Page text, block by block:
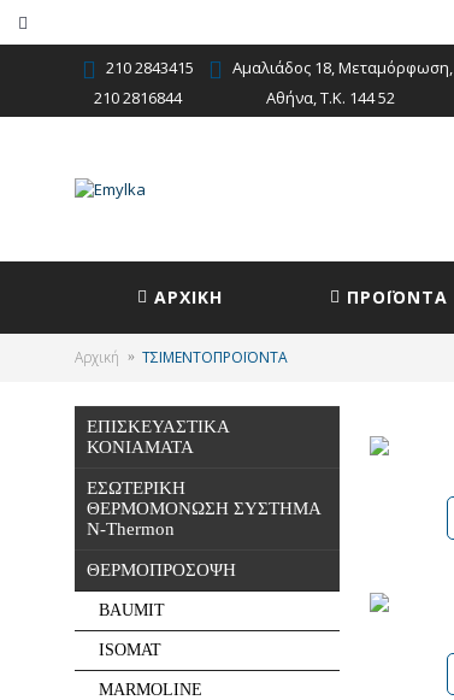
210 2843415
210 2816844
Αμαλιάδος 18, Μεταμόρφωση,
Αθήνα, Τ.Κ. 144 52
ΑΡΧΙΚΗ ΠΡΟΪΟΝΤΑ
Αρχική ΤΣΙΜΕΝΤΟΠΡΟΪΟΝΤΑ
ΕΠΙΣΚΕΥΑΣΤΙΚΑ
ΚΟΝΙΑΜΑΤΑ
ΕΣΩΤΕΡΙΚΗ
ΘΕΡΜΟΜΟΝΩΣΗ ΣΥΣΤΗΜΑ
N-Thermon
ΘΕΡΜΟΠΡΟΣΟΨΗ
BAUMIT
ISOMAT
MARMOLINE